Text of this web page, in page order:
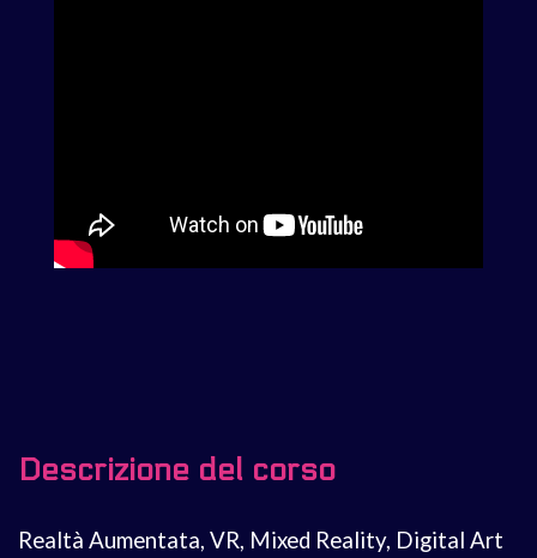
Descrizione del corso
Realtà Aumentata, VR, Mixed Reality, Digital Art